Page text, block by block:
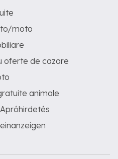
moto
oferte de cazare
animale